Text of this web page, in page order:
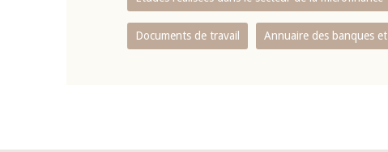
Documents de travail Annuaire des banques